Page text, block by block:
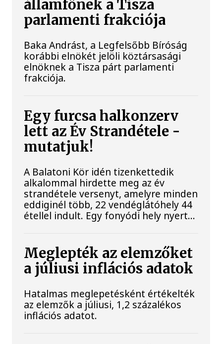
államfőnek a Tisza
parlamenti frakciója
Baka Andrást, a Legfelsőbb Bíróság
korábbi elnökét jelöli köztársasági
elnöknek a Tisza párt parlamenti
frakciója.
Egy furcsa halkonzerv
lett az Év Strandétele -
mutatjuk!
A Balatoni Kör idén tizenkettedik
alkalommal hirdette meg az év
strandétele versenyt, amelyre minden
eddiginél több, 22 vendéglátóhely 44
étellel indult. Egy fonyódi hely nyert...
Meglepték az elemzőket
a júliusi inflációs adatok
Hatalmas meglepetésként értékelték
az elemzők a júliusi, 1,2 százalékos
inflációs adatot.